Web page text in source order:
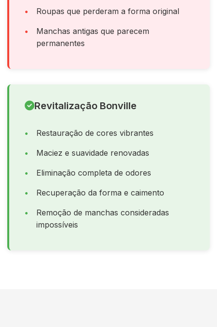
Roupas que perderam a forma original
Manchas antigas que parecem
permanentes
Revitalização Bonville
Restauração de cores vibrantes
Maciez e suavidade renovadas
Eliminação completa de odores
Recuperação da forma e caimento
Remoção de manchas consideradas
impossíveis